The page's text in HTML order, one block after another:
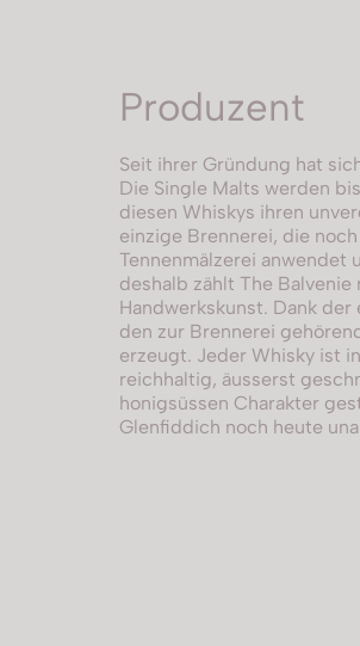
Produzent
Seit ihrer Gründung hat
Die Single Malts werden
diesen Whiskys ihren
einzige Brennerei, die
Tennenmälzerei anwendet
deshalb zählt The
Handwerkskunst. Dank
den zur Brennerei
erzeugt. Jeder Whisky ist
reichhaltig, äusserst
honigsüssen Charakter
Glenfiddich noch heute